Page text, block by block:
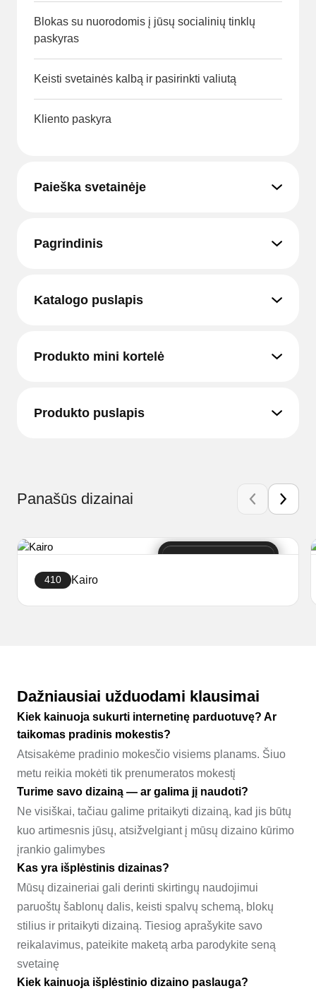
Blokas su nuorodomis į jūsų socialinių tinklų
paskyras
Keisti svetainės kalbą ir pasirinkti valiutą
Kliento paskyra
Paieška svetainėje
Pagrindinis
Katalogo puslapis
Produkto mini kortelė
Produkto puslapis
Panašūs dizainai
410 Kairo
Dažniausiai užduodami klausimai
Kiek kainuoja sukurti internetinę parduotuvę? Ar
taikomas pradinis mokestis?
Atsisakėme pradinio mokesčio visiems planams. Šiuo
metu reikia mokėti tik prenumeratos mokestį
Turime savo dizainą — ar galima jį naudoti?
Ne visiškai, tačiau galime pritaikyti dizainą, kad jis būtų
kuo artimesnis jūsų, atsižvelgiant į mūsų dizaino kūrimo
įrankio galimybes
Kas yra išplėstinis dizainas?
Mūsų dizaineriai gali derinti skirtingų naudojimui
paruoštų šablonų dalis, keisti spalvų schemą, blokų
stilius ir pritaikyti dizainą. Tiesiog aprašykite savo
reikalavimus, pateikite maketą arba parodykite seną
svetainę
Kiek kainuoja išplėstinio dizaino paslauga?